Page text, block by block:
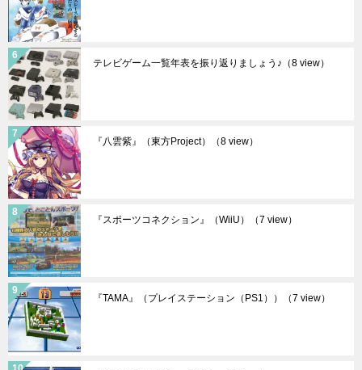
テレビゲーム一覧年表を振り返りましょう♪ （8 view）
『八雲紫』（東方Project） （8 view）
『スポーツコネクション』（WiiU） （7 view）
『TAMA』（プレイステーション（PS1）） （7 view）